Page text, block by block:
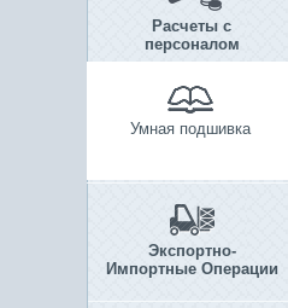
Расчеты с
персоналом
Умная подшивка
Экспортно-
Импортные Операции